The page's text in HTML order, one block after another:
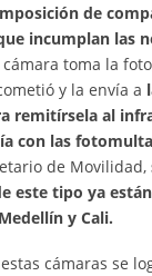
de
incumplan las
toma la
y la envía a
remitírsela al
con las
de Movilidad,
este tipo ya
y Cali.
cámaras se